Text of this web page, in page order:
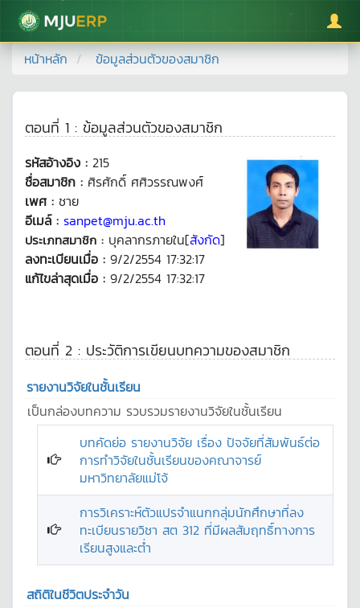
มหาวิทยาลัยแม่โจ้
หน้าหลัก ข้อมูลส่วนตัวของสมาชิก
ตอนที่ 1 : ข้อมูลส่วนตัวของสมาชิก
รหัสอ้างอิง : 215
ชื่อสมาชิก : ศิรศักดิ์ ศศิวรรณพงศ์
เพศ : ชาย
อีเมล์ : sanpet@mju.ac.th
ประเภทสมาชิก : บุคลากรภายใน[สังกัด]
ลงทะเบียนเมื่อ : 9/2/2554 17:32:17
แก้ไขล่าสุดเมื่อ : 9/2/2554 17:32:17
ตอนที่ 2 : ประวัติการเขียนบทความของสมาชิก
รายงานวิจัยในชั้นเรียน
เป็นกล่องบทความ รวบรวมรายงานวิจัยในชั้นเรียน
บทคัดย่อ รายงานวิจัย เรื่อง ปัจจัยที่สัมพันธ์ต่อ
การทำวิจัยในชั้นเรียนของคณาจารย์
มหาวิทยาลัยแม่โจ้
การวิเคราะห์ตัวแปรจำแนกกลุ่มนักศึกษาที่ลง
ทะเบียนรายวิชา สต 312 ที่มีผลสัมฤทธิ์ทางการ
เรียนสูงและต่ำ
สถิติในชีวิตประจำวัน